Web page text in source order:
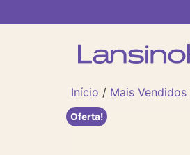
Início / Mais Vendidos
Oferta!